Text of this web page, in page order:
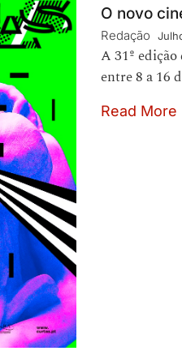
O novo
Redação
A 31º
entre 8 a 16
Read More